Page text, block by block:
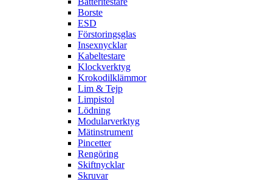
Borste
ESD
Förstoringsglas
Insexnycklar
Kabeltestare
Klockverktyg
Krokodilklämmor
Lim & Tejp
Limpistol
Lödning
Modularverktyg
Mätinstrument
Pincetter
Rengöring
Skiftnycklar
Skruvar